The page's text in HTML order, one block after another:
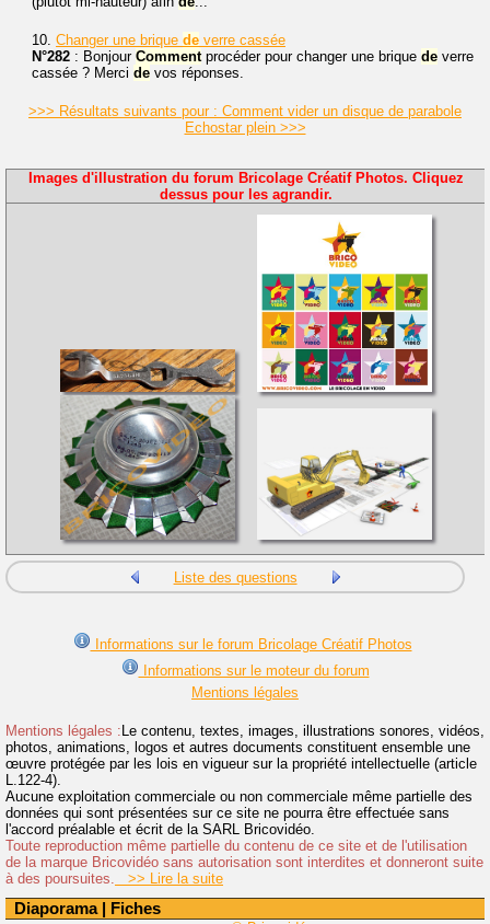
Diaporama| Fiches
10. Changer une brique de verre cassée
N°282 : Bonjour Commentprocéder pour changer une brique de verre
cassée ? Merci de vos réponses.
>>> Résultats suivants pour : Comment vider un disque de parabole
Echostar plein >>>
Images d'illustration du forum Bricolage Créatif Photos. Cliquez
dessus pour les agrandir.
Liste des questions
Informations sur le forum Bricolage Créatif Photos
Informations sur le moteur du forum
Mentions légales
Mentions légales : Le contenu, textes, images, illustrations sonores, vidéos,
photos, animations, logos et autres documents constituent ensemble une
œuvre protégée par les lois en vigueur sur la propriété intellectuelle (article
L.122-4).
Aucune exploitation commerciale ou non commerciale même partielle des
données qui sont présentées sur ce site ne pourra être effectuée sans
l'accord préalable et écrit de la SARL Bricovidéo.
Toute reproduction même partielle du contenu de ce site et de l'utilisation
de la marque Bricovidéo sans autorisation sont interdites et donneront suite
à des poursuites. >> Lire la suite